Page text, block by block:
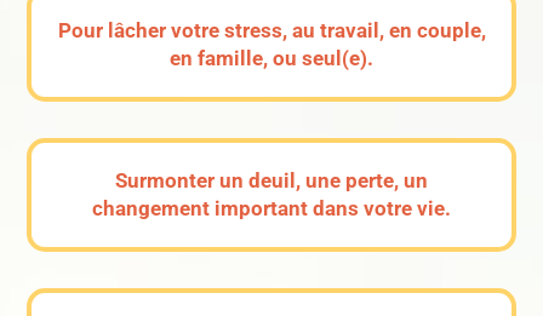
Pour lâcher votre stress, au travail, en couple,
en famille, ou seul(e).
Surmonter un deuil, une perte, un
changement important dans votre vie.